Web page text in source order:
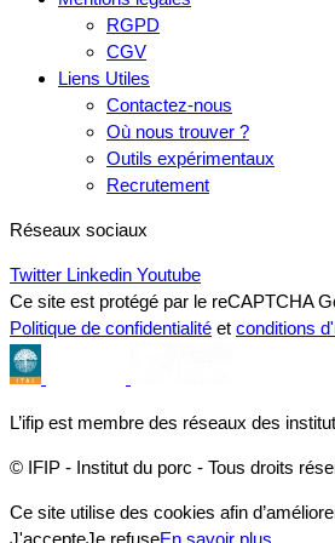
RGPD
CGV
Liens Utiles
Contactez-nous
Où nous trouver ?
Outils expérimentaux
Recrutement
Réseaux sociaux
Twitter Linkedin Youtube
Ce site est protégé par le reCAPTCHA
Politique de confidentialité et conditions
L’ifip est membre des réseaux des
© IFIP - Institut du porc - Tous droits
Ce site utilise des cookies afin
J'accepteJe refuseEn savoir plus